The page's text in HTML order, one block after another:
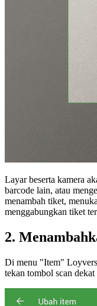
Layar beserta kamera
barcode lain, atau
menambah tiket,
menggabungkan tiket
2.
Di menu "Item"
tekan tombol scan